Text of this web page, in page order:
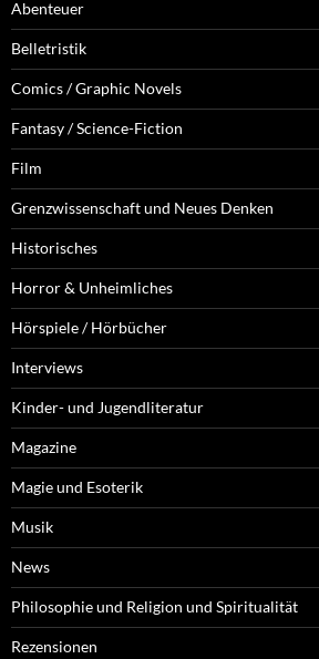
Abenteuer
Belletristik
Comics / Graphic Novels
Fantasy / Science-Fiction
Film
Grenzwissenschaft und Neues Denken
Historisches
Horror & Unheimliches
Hörspiele / Hörbücher
Interviews
Kinder- und Jugendliteratur
Magazine
Magie und Esoterik
Musik
News
Philosophie und Religion und Spiritualität
Rezensionen